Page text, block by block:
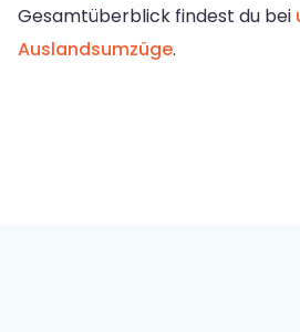
Gesamtüberblick findest du bei
Auslandsumzüge.